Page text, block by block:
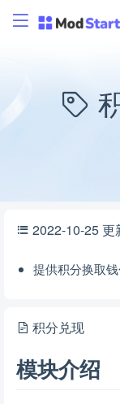
2022-10-25 更
提供积分换取
积分兑现
模块介绍